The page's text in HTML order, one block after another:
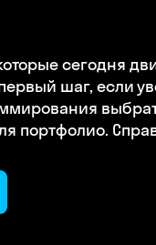
сегодня
шаг, если
портфолио.